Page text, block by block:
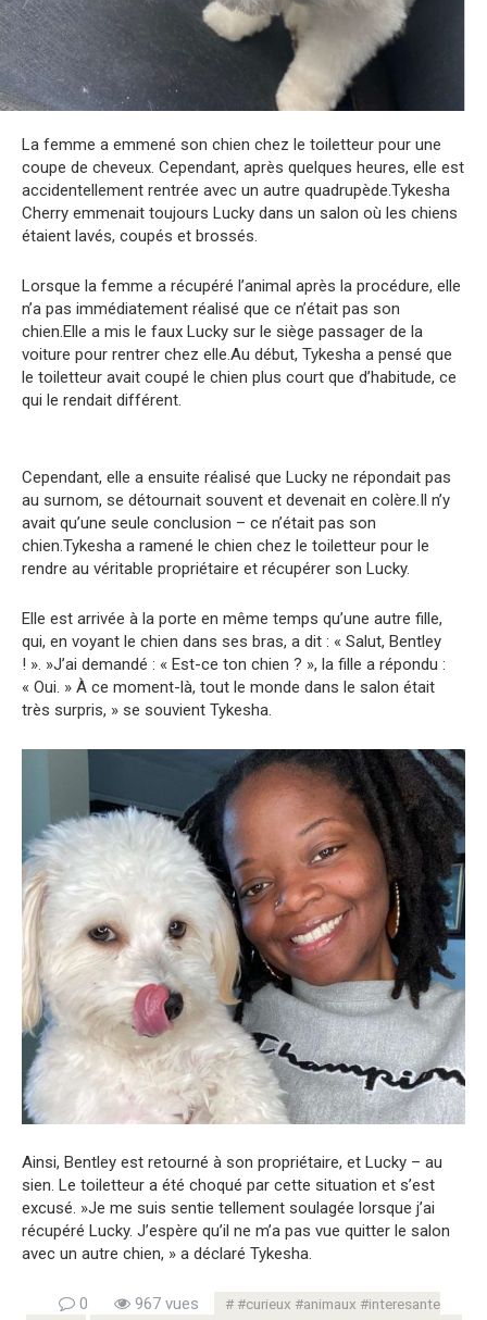
La femme a emmené son chien chez le toiletteur pour une
coupe de cheveux. Cependant, après quelques heures, elle est
accidentellement rentrée avec un autre quadrupède.Tykesha
Cherry emmenait toujours Lucky dans un salon où les chiens
étaient lavés, coupés et brossés.
Lorsque la femme a récupéré l’animal après la procédure, elle
n’a pas immédiatement réalisé que ce n’était pas son
chien.Elle a mis le faux Lucky sur le siège passager de la
voiture pour rentrer chez elle.Au début, Tykesha a pensé que
le toiletteur avait coupé le chien plus court que d’habitude, ce
qui le rendait différent.
Cependant, elle a ensuite réalisé que Lucky ne répondait pas
au surnom, se détournait souvent et devenait en colère.Il n’y
avait qu’une seule conclusion – ce n’était pas son
chien.Tykesha a ramené le chien chez le toiletteur pour le
rendre au véritable propriétaire et récupérer son Lucky.
Elle est arrivée à la porte en même temps qu’une autre fille,
qui, en voyant le chien dans ses bras, a dit : « Salut, Bentley
! ». »J’ai demandé : « Est-ce ton chien ? », la fille a répondu :
« Oui. » À ce moment-là, tout le monde dans le salon était
très surpris, » se souvient Tykesha.
Ainsi, Bentley est retourné à son propriétaire, et Lucky – au
sien. Le toiletteur a été choqué par cette situation et s’est
excusé. »Je me suis sentie tellement soulagée lorsque j’ai
récupéré Lucky. J’espère qu’il ne m’a pas vue quitter le salon
avec un autre chien, » a déclaré Tykesha.
0 967 vues
#curieux #animaux #interesante